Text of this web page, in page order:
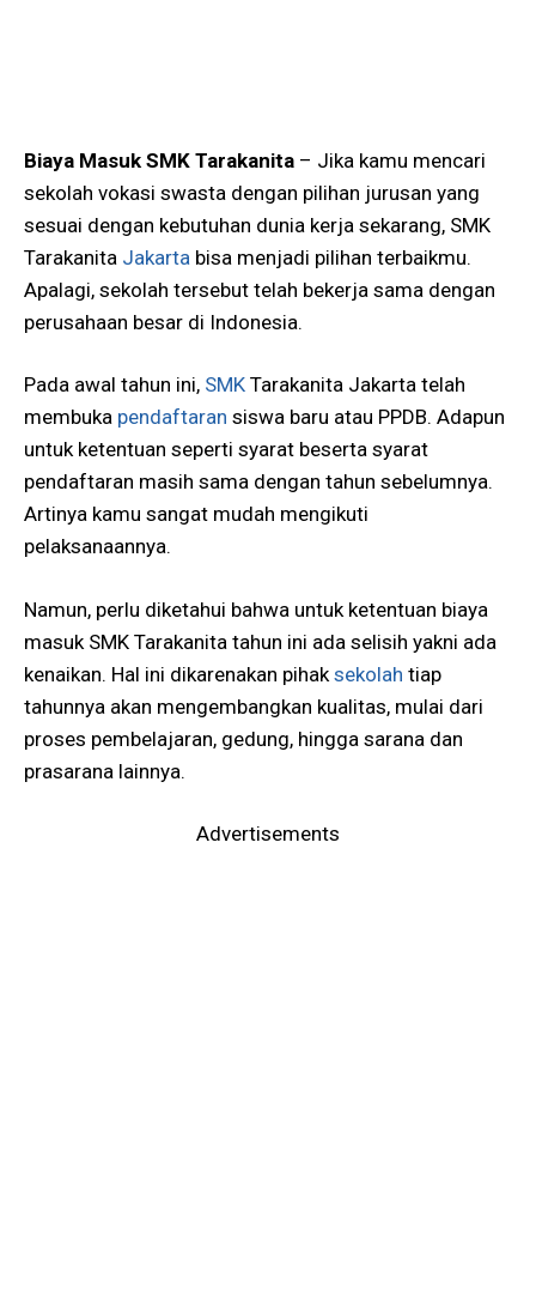
Biaya Masuk SMK Tarakanita – Jika kamu mencari
sekolah vokasi swasta dengan pilihan jurusan yang
sesuai dengan kebutuhan dunia kerja sekarang, SMK
Tarakanita Jakarta bisa menjadi pilihan terbaikmu.
Apalagi, sekolah tersebut telah bekerja sama dengan
perusahaan besar di Indonesia.
Pada awal tahun ini, SMK Tarakanita Jakarta telah
membuka pendaftaran siswa baru atau PPDB. Adapun
untuk ketentuan seperti syarat beserta syarat
pendaftaran masih sama dengan tahun sebelumnya.
Artinya kamu sangat mudah mengikuti
pelaksanaannya.
Namun, perlu diketahui bahwa untuk ketentuan biaya
masuk SMK Tarakanita tahun ini ada selisih yakni ada
kenaikan. Hal ini dikarenakan pihak sekolah tiap
tahunnya akan mengembangkan kualitas, mulai dari
proses pembelajaran, gedung, hingga sarana dan
prasarana lainnya.
Advertisements